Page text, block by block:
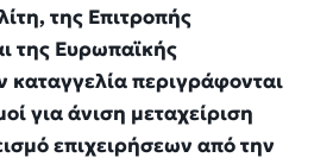
της Επιτροπής
της Ευρωπαϊκής
καταγγελία περιγράφονται
για άνιση μεταχείριση
επιχειρήσεων από την